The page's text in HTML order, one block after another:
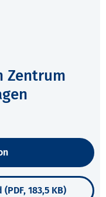
Zentrum
183,5 KB)